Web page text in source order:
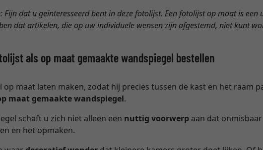
: Fijn dat u geïnteresseerd bent in deze fotolijst. Een fotolijst op maat is een
dat artikelen, die op uw individuele wensen zijn afgestemd, niet kunt
als op maat gemaakte wandspiegel bestellen
op maat laten maken, zodat hij precies tussen de kast en het raam
maat gemaakte wandspiegel.
schaft u zich niet alleen een nuttig voorwerp aan dat
en het opmaken.